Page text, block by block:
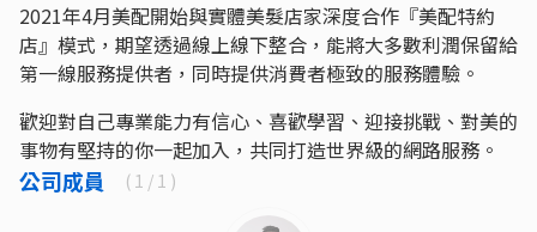
2021年4月美配開始與實體美髮店家深度合作『美配特約
店』模式，期望透過線上線下整合，能將大多數利潤保留給
第一線服務提供者，同時提供消費者極致的服務體驗。
歡迎對自己專業能力有信心、喜歡學習、迎接挑戰、對美的
事物有堅持的你一起加入，共同打造世界級的網路服務。
公司成員 ( 1 / 1 )